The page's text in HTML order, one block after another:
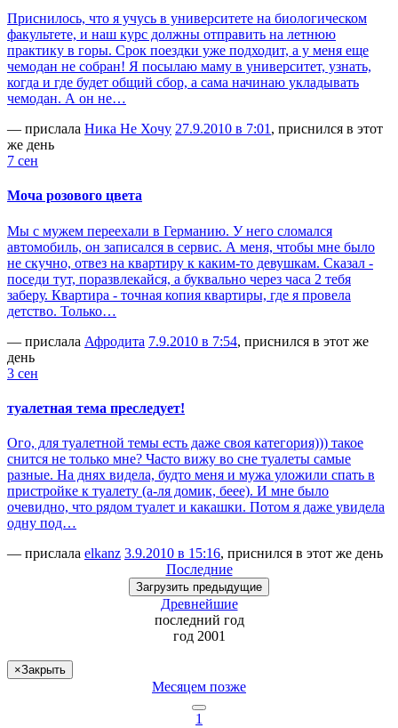
Приснилось, что я учусь в университете на биологическом
факультете, и наш курс должны отправить на летнюю
практику в горы. Срок поездки уже подходит, а у меня еще
чемодан не собран! Я посылаю маму в университет, узнать,
когда и где будет общий сбор, а сама начинаю укладывать
чемодан. А он не…
— прислала Ника Не Хочу 27.9.2010 в 7:01 , приснился в этот
же день
7 сен
Моча розового цвета
Мы с мужем переехали в Германию. У него сломался
автомобиль, он записался в сервис. А меня, чтобы мне было
не скучно, отвез на квартиру к каким-то девушкам. Сказал -
поседи тут, поразвлекайся, а буквально через часа 2 тебя
заберу. Квартира - точная копия квартиры, где я провела
детство. Только…
— прислала Афродита 7.9.2010 в 7:54, приснился в этот же
день
3 сен
туалетная тема преследует!
Ого, для туалетной темы есть даже своя категория))) такое
снится не только мне? Часто вижу во сне туалеты самые
разные. На днях видела, будто меня и мужа уложили спать в
пристройке к туалету (а-ля домик, беее). И мне было
очевидно, что рядом туалет и какашки. Потом я даже увидела
одну под…
— прислала elkanz 3.9.2010 в 15:16, приснился в этот же день
Последние
Загрузить предыдущие
Древнейшие
последний год
год 2001
×Закрыть
Месяцем позже
1